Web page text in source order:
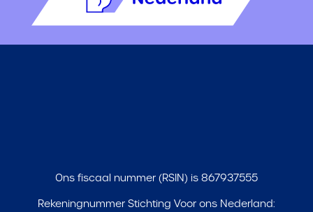
Ons fiscaal nummer (RSIN) is 867937555
Rekeningnummer Stichting Voor ons Nederland: